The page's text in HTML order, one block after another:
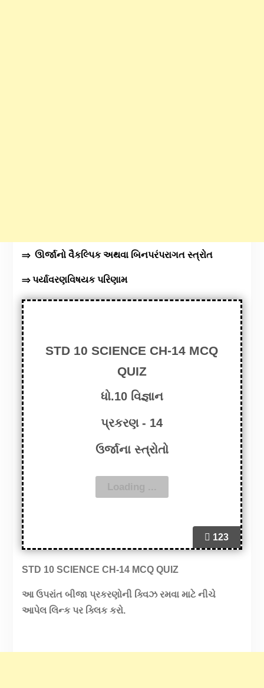
⇒ ઊર્જાનો વૈકલ્પિક અથવા બિનપરંપરાગત સ્ત્રોત
⇒ પર્યાવરણવિષયક પરિણામ
123
STD 10 SCIENCE CH-14 MCQ
QUIZ
ધો.10 વિજ્ઞાન
પ્રકરણ - 14
ઉર્જાના સ્ત્રોતો
STD 10 SCIENCE CH-14 MCQ QUIZ
આ ઉપરાંત બીજા પ્રકરણોની ક્વિઝ રમવા માટે નીચે
આપેલ લિન્ક પર ક્લિક કરો.